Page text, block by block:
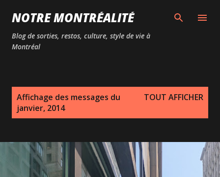
Passer au contenu principal
NOTRE MONTRÉALITÉ
Blog de sorties, restos, culture, style de vie à
Montréal
Affichage des messages du
janvier, 2014
TOUT AFFICHER